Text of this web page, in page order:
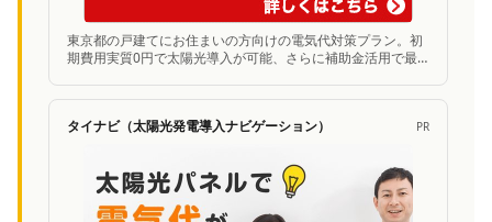
東京都の戸建てにお住まいの方向けの電気代対策プラン。初
期費用実質0円で太陽光導入が可能、さらに補助金活用で最
タイナビ（太陽光発電導入ナビゲーション） PR